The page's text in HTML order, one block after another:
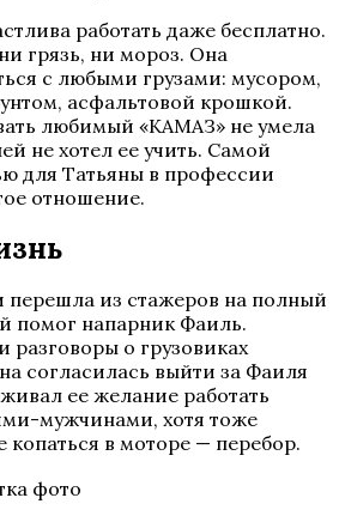
работать даже бесплатно.
грязь, ни мороз. Она
с любыми грузами: мусором,
асфальтовой крошкой.
любимый «КАМАЗ» не умела
не хотел ее учить. Самой
для Татьяны в профессии
отношение.
перешла из стажеров на полный
помог напарник Фаиль.
разговоры о грузовиках
согласилась выйти за Фаиля
ее желание работать
мужчинами, хотя тоже
копаться в моторе — перебор.